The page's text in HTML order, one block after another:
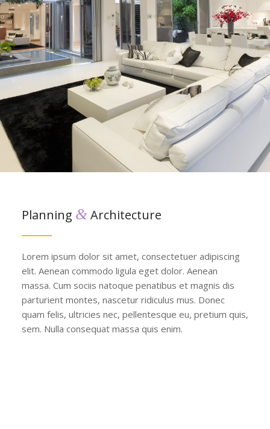
Planning &Architecture
Lorem ipsum dolor sit amet, consectetuer adipiscing
elit. Aenean commodo ligula eget dolor. Aenean
massa. Cum sociis natoque penatibus et magnis dis
parturient montes, nascetur ridiculus mus. Donec
quam felis, ultricies nec, pellentesque eu, pretium quis,
sem. Nulla consequat massa quis enim.